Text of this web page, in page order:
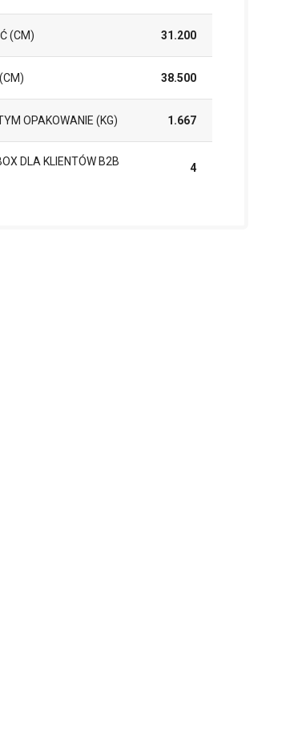
(CM) 31.200
38.500
OPAKOWANIE (KG) 1.667
DLA KLIENTÓW B2B
4